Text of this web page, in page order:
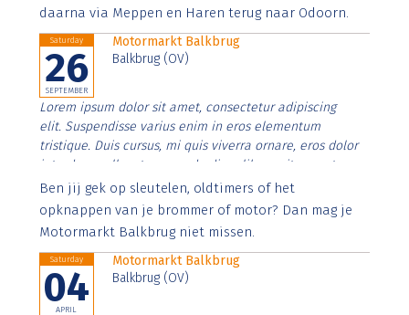
daarna via Meppen en Haren terug naar Odoorn.
Saturday
26
SEPTEMBER
Motormarkt Balkbrug
Balkbrug (OV)
Lorem ipsum dolor sit amet, consectetur adipiscing
elit. Suspendisse varius enim in eros elementum
tristique. Duis cursus, mi quis viverra ornare, eros dolor
interdum nulla, ut commodo diam libero vitae erat.
Aenean faucibus nibh et justo cursus id rutrum lorem
imperdiet. Nunc ut sem vitae risus tristique posuere.
Ben jij gek op sleutelen, oldtimers of het
opknappen van je brommer of motor? Dan mag je
Motormarkt Balkbrug niet missen.
Saturday
04
APRIL
Motormarkt Balkbrug
Balkbrug (OV)